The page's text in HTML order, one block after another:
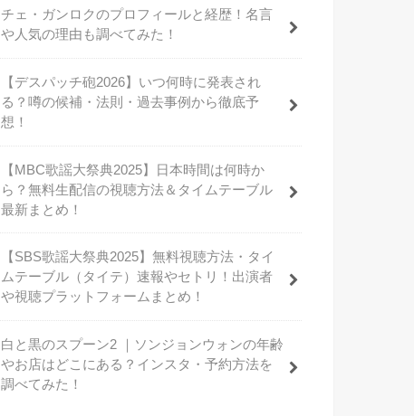
チェ・ガンロクのプロフィールと経歴！名言
や人気の理由も調べてみた！
【デスパッチ砲2026】いつ何時に発表され
る？噂の候補・法則・過去事例から徹底予
想！
【MBC歌謡大祭典2025】日本時間は何時か
ら？無料生配信の視聴方法＆タイムテーブル
最新まとめ！
【SBS歌謡大祭典2025】無料視聴方法・タイ
ムテーブル（タイテ）速報やセトリ！出演者
や視聴プラットフォームまとめ！
白と黒のスプーン2 ｜ソンジョンウォンの年齢
やお店はどこにある？インスタ・予約方法を
調べてみた！